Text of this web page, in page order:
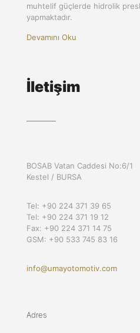
muhtelif güçlerde hidrolik
yapmaktadır.
Devamını Oku
İletişim
BOSAB Vatan Caddesi No:6/1
Kestel / BURSA
Tel: +90 224 371 39 65
Tel: +90 224 371 19 12
Fax: +90 224 371 14 75
GSM: +90 533 745 83 16
info@umayotomotiv.com
Adres